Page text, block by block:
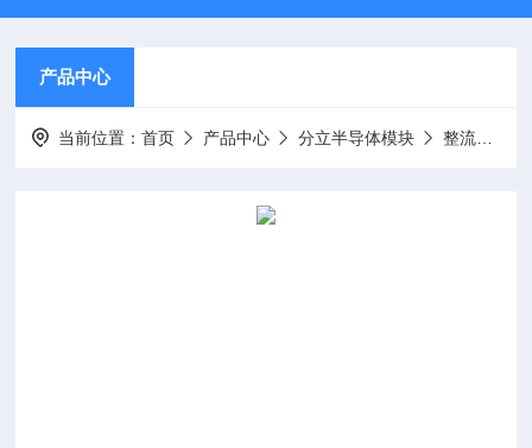
产品中心
当前位置：首页 产品中心 分立半导体模块 整流桥模块